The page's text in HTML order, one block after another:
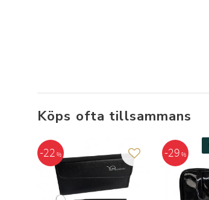
Köps ofta tillsammans
22 % Lägg till i favoriter
29 %